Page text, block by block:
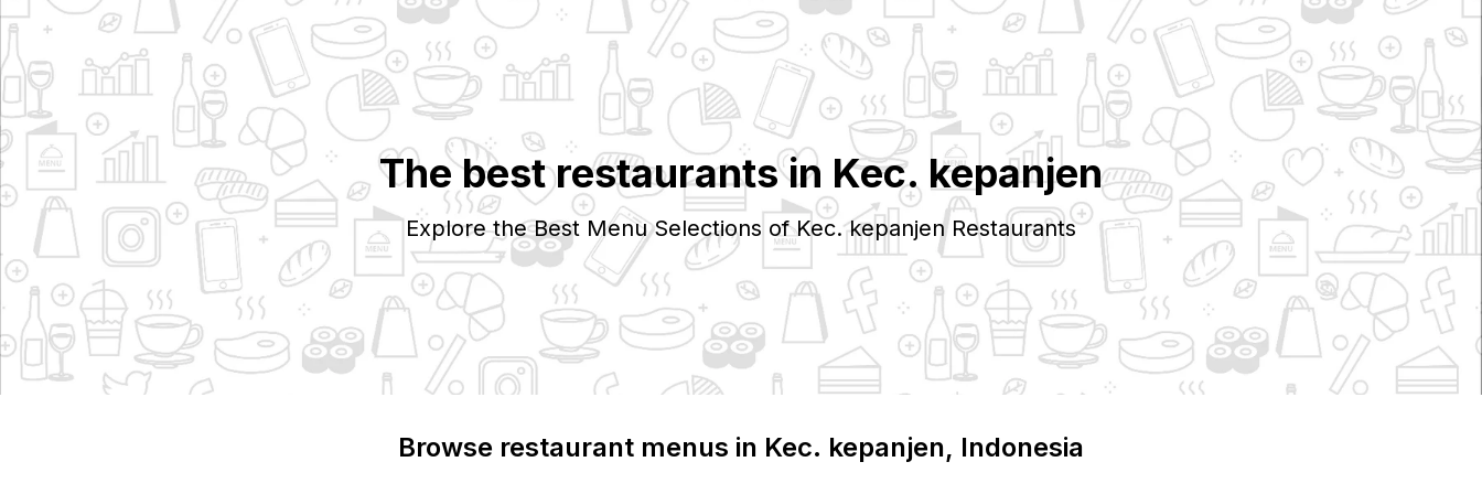
The best restaurants in Kec. kepanjen
Explore the Best Menu Selections ofKec. kepanjenRestaurants
Browse restaurant menus in Kec. kepanjen, Indonesia